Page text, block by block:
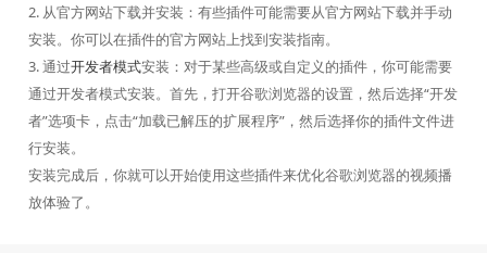
2. 从官方网站下载并安装：有些插件可能需要从官方网站下载并手动
安装。你可以在插件的官方网站上找到安装指南。
3. 通过开发者模式安装：对于某些高级或自定义的插件，你可能需要
通过开发者模式安装。首先，打开谷歌浏览器的设置，然后选择“开发
者”选项卡，点击“加载已解压的扩展程序”，然后选择你的插件文件进
行安装。
安装完成后，你就可以开始使用这些插件来优化谷歌浏览器的视频播
放体验了。